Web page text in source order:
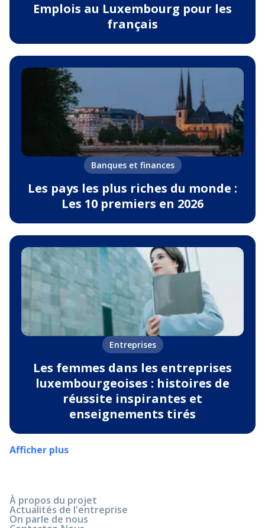
Emplois au Luxembourg pour les
français
Banques et finances
Les pays les plus riches du monde :
Les 10 premiers en 2026
Entreprises
Les femmes dans les entreprises
luxembourgeoises : histoires de
réussite inspirantes et
enseignements tirés
Afficher plus
À propos du projet
Actualités de l'entreprise
On parle de nous